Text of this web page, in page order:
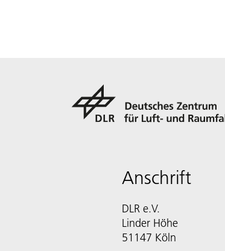
Anschrift
DLR e.V.
Linder Höhe
51147 Köln